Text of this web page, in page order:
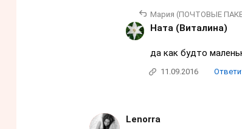
Мария (ПОЧТОВЫЕ
Ната (Виталина)
да как будто
11.09.2016
Lenorra